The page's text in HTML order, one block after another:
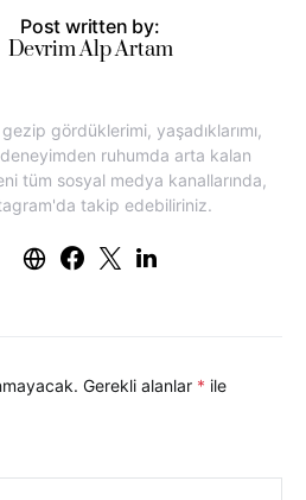
Post written by:
Devrim Alp Artam
gördüklerimi, yaşadıklarımı,
ruhumda arta kalan
tüm sosyal medya kanallarında,
takip edebiliriniz.
Gerekli alanlar * ile